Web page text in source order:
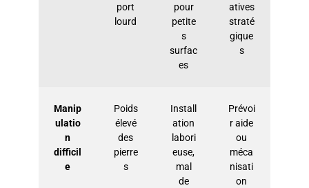
port
lourd
pour
petite
s
surfac
es
atives
straté
gique
s
Manip
ulatio
n
difficil
e
Poids
élevé
des
pierre
s
Install
ation
labori
euse,
mal
de
Prévoi
r aide
ou
méca
nisati
on